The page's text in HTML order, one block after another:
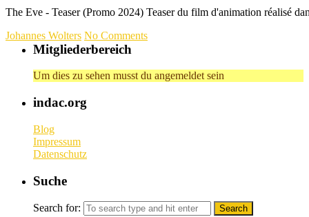
The Eve - Teaser (Promo 2024) Teaser du film d'animation réalisé
Johannes Wolters No Comments
Mitgliederbereich
Um dies zu sehen musst du angemeldet sein
indac.org
Blog
Impressum
Datenschutz
Suche
Search for: